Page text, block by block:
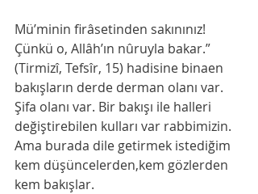
Mü’minin firâsetinden sakınınız!
Çünkü o, Allâh’ın nûruyla bakar.”
(Tirmizî, Tefsîr, 15) hadisine binaen
bakışların derde derman olanı var.
Şifa olanı var. Bir bakışı ile halleri
değiştirebilen kulları var rabbimizin.
Ama burada dile getirmek istediğim
kem düşüncelerden,kem gözlerden
kem bakışlar.